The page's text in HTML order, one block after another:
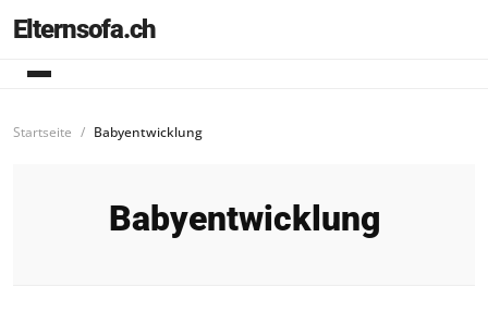
Elternsofa.ch
Startseite Babyentwicklung
Babyentwicklung